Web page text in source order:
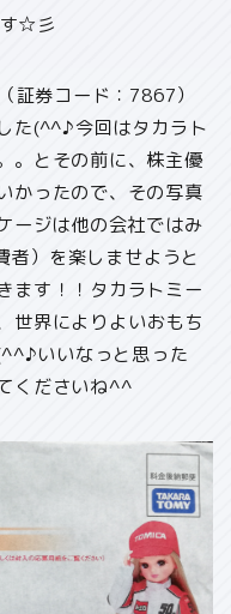
☆彡
証券コード：7867）
た(^^♪今回はタカラト
とその前に、 株主優
かったので、その写真
ージは他の会社ではみ
者）を楽しませようと
ます！！タカラトミー
世界によりよいおもち
いいなっと思った
くださいね^^